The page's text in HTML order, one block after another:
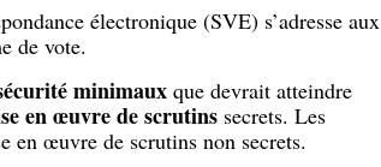
électronique (SVE) s’adresse aux
de vote.
minimaux que devrait atteindre
en œuvre de scrutinssecrets. Les
en œuvre de scrutins non secrets.